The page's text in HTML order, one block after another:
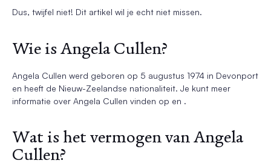
Dus, twijfel niet! Dit artikel wil je echt niet missen.
Wie is Angela Cullen?
Angela Cullen werd geboren op 5 augustus 1974 in Devonport
en heeft de Nieuw-Zeelandse nationaliteit. Je kunt meer
informatie over Angela Cullen vinden op en .
Wat is het vermogen van Angela
Cullen?